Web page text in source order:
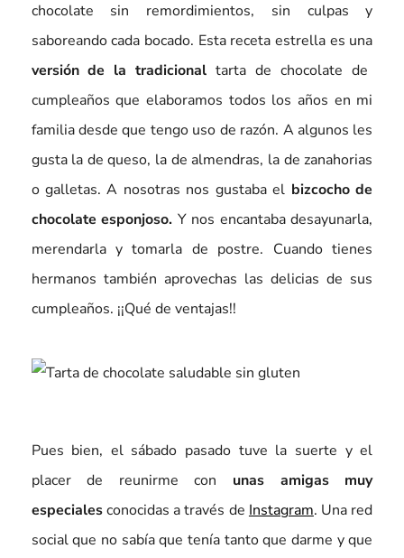
chocolate sin remordimientos, sin culpas y
saboreando cada bocado. Esta receta estrella es una
versión de la tradicional tarta de chocolate de
cumpleaños que elaboramos todos los años en mi
familia desde que tengo uso de razón. A algunos les
gusta la de queso, la de almendras, la de zanahorias
o galletas. A nosotras nos gustaba el bizcocho de
chocolate esponjoso. Y nos encantaba desayunarla,
merendarla y tomarla de postre. Cuando tienes
hermanos también aprovechas las delicias de sus
cumpleaños. ¡¡Qué de ventajas!!
Pues bien, el sábado pasado tuve la suerte y el
placer de reunirme con unas amigas muy
especialesconocidas a través de Instagram. Una red
social que no sabía que tenía tanto que darme y que